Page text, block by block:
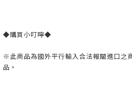
◆購買小叮嚀◆
※此商品為國外平行輸入合法報關進口之
品。